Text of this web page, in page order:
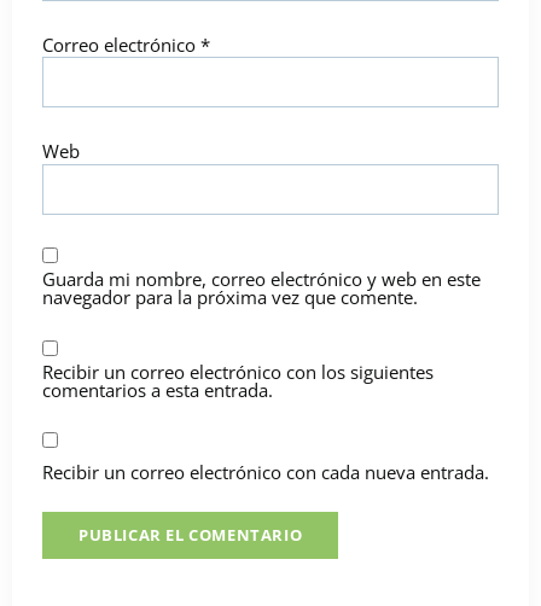
Correo electrónico *
Web
Guarda mi nombre, correo electrónico y web en este
navegador para la próxima vez que comente.
Recibir un correo electrónico con los siguientes
comentarios a esta entrada.
Recibir un correo electrónico con cada nueva entrada.